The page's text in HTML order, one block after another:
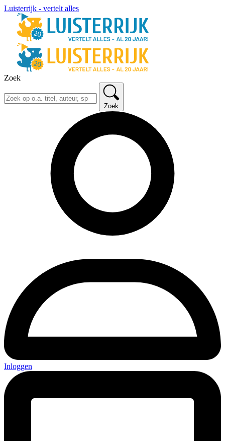
Luisterrijk - vertelt alles
Zoek
Zoek
Inloggen